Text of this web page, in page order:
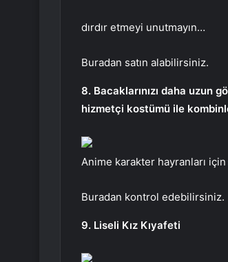
dırdır etmeyi unutmayın…
Buradan satın alabilirsiniz.
8. Bacaklarınızı daha
hizmetçi kostümü ile
Anime karakter hayranları
Buradan kontrol edebilirsiniz.
9. Liseli Kız Kıyafeti